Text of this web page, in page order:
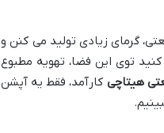
گرمای زیادی تولید می کنن و
توی این فضا، تهویه مطبوع
هیتاچی کارآمد، فقط یه آپشن